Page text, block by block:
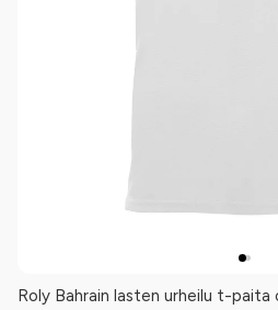
Roly Bahrain lasten urheilu t-paita